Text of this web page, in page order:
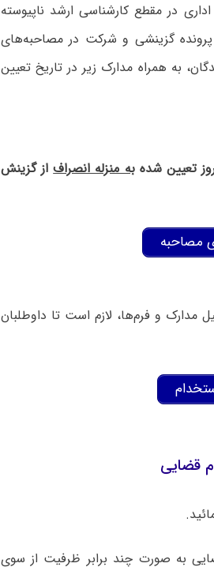
در مقطع کارشناسی ارشد ناپیوسته
پرونده گزینشی و شرکت در مصاحبه‌های
به همراه مدارک زیر در تاریخ تعیین
تعیین شدهبه منزله انصرافاز گزینش
مصاحبه
و فرم‌ها، لازم است تا داوطلبان
قضایی
به صورت چند برابر ظرفیت از سوی